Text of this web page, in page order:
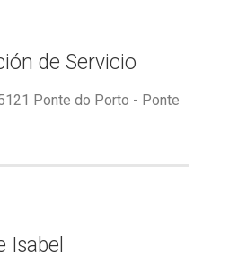
de Servicio
Ponte do Porto - Ponte
Isabel